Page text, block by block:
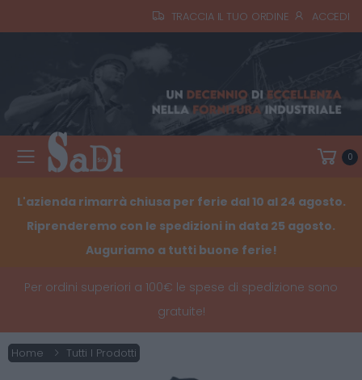
TRACCIA IL TUO ORDINE ACCEDI
Toggle mobile menu 0
L'azienda rimarrà chiusa per ferie dal 10 al 24 agosto.
Riprenderemo con le spedizioni in data 25 agosto.
Auguriamo a tutti buone ferie!
Per ordini superiori a 100€ le spese di spedizione sono
gratuite!
Home Tutti I Prodotti